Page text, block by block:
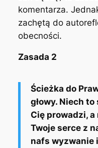
komentarza.
zachętą do
obecności.
Zasada 2
Ścieżka do
głowy. Niech
Cię prowadzi, a
Twoje serce z
nafs wyzwanie